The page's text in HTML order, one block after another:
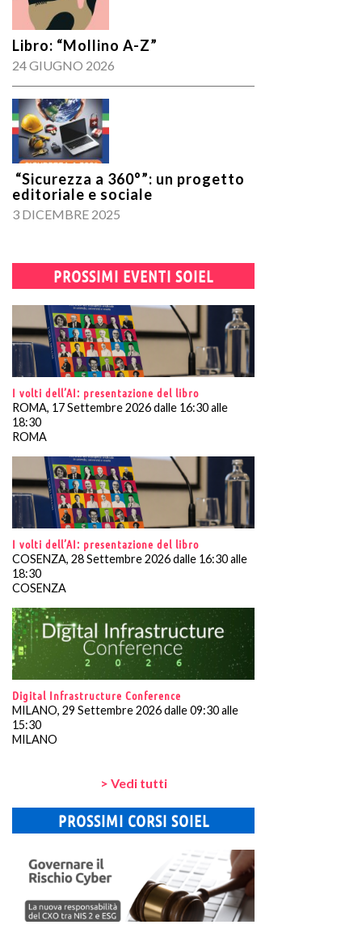
Libro: “Mollino A-Z”
24 GIUGNO 2026
“Sicurezza a 360°”: un progetto
editoriale e sociale
3 DICEMBRE 2025
PROSSIMI EVENTI SOIEL
I volti dell’AI: presentazione del libro
ROMA, 17 Settembre 2026 dalle 16:30 alle
18:30
ROMA
I volti dell’AI: presentazione del libro
COSENZA, 28 Settembre 2026 dalle 16:30 alle
18:30
COSENZA
Digital Infrastructure Conference
MILANO, 29 Settembre 2026 dalle 09:30 alle
15:30
MILANO
> Vedi tutti
PROSSIMI CORSI SOIEL